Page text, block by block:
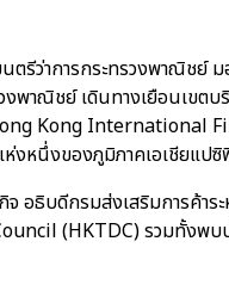
รีว่าการกระทรวงพาณิชย์
งพาณิชย์ เดินทางเยือนเข
Kong International
งหนึ่งของภูมิภาคเอเชียแป
อธิบดีกรมส่งเสริมการค้า
(HKTDC) รวมทั้งพบ